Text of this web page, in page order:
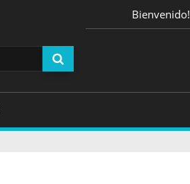
Bienvenido!